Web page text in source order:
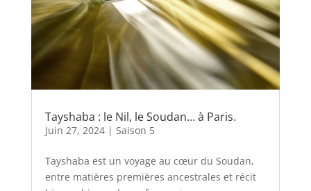
Tayshaba : le Nil, le Soudan… à Paris.
Juin 27, 2024| Saison 5
Tayshaba est un voyage au cœur du Soudan,
entre matières premières ancestrales et récit